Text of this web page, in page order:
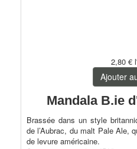
2,80 €
Ajouter
Mandala B.ie
Brassée dans un style
de l’Aubrac, du malt Pale Ale,
de levure américaine.